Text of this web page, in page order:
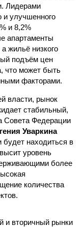
Лидерами
и улучшенного
и 8,2%
апартаменты
жильё низкого
подъём цен
что может быть
факторами.
власти, рынок
стабильный,
Совета Федерации
Уваркина
будет находиться в
уровень
более
количества
и вторичный рынки